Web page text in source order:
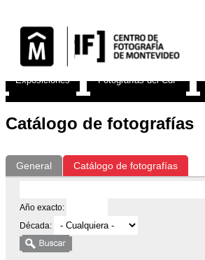
Catálogo de fotografías
General Catálogo de fotografías
Año exacto:
Década:
Exposiciones Fotografías del CdF